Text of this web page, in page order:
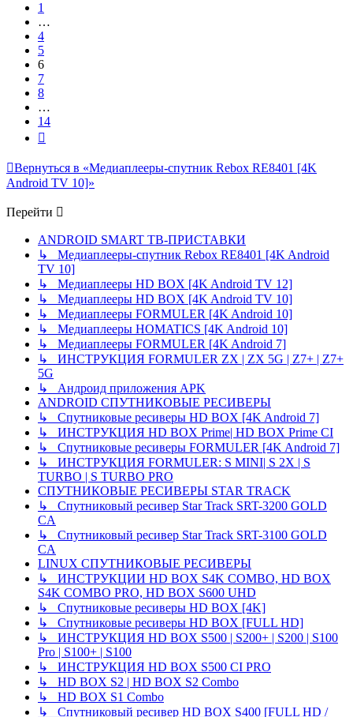
1
…
4
5
6
7
8
…
14
Вернуться в «Медиаплееры-спутник Rebox RE8401 [4K
Android TV 10]»
Перейти
ANDROID SMART ТВ-ПРИСТАВКИ
↳ Медиаплееры-спутник Rebox RE8401 [4K Android
TV 10]
↳ Медиаплееры HD BOX [4K Android TV 12]
↳ Медиаплееры HD BOX [4K Android TV 10]
↳ Медиаплееры FORMULER [4K Android 10]
↳ Медиаплееры HOMATICS [4K Android 10]
↳ Медиаплееры FORMULER [4K Android 7]
↳ ИНСТРУКЦИЯ FORMULER ZX | ZX 5G | Z7+ | Z7+
5G
↳ Андроид приложения APK
ANDROID СПУТНИКОВЫЕ РЕСИВЕРЫ
↳ Спутниковые ресиверы HD BOX [4K Android 7]
↳ ИНСТРУКЦИЯ HD BOX Prime| HD BOX Prime CI
↳ Спутниковые ресиверы FORMULER [4K Android 7]
↳ ИНСТРУКЦИЯ FORMULER: S MINI| S 2X | S
TURBO | S TURBO PRO
СПУТНИКОВЫЕ РЕСИВЕРЫ STAR TRACK
↳ Спутниковый ресивер Star Track SRT-3200 GOLD
CA
↳ Спутниковый ресивер Star Track SRT-3100 GOLD
CA
LINUX СПУТНИКОВЫЕ РЕСИВЕРЫ
↳ ИНСТРУКЦИИ HD BOX S4K COMBO, HD BOX
S4K COMBO PRO, HD BOX S600 UHD
↳ Спутниковые ресиверы HD BOX [4K]
↳ Спутниковые ресиверы HD BOX [FULL HD]
↳ ИНСТРУКЦИЯ HD BOX S500 | S200+ | S200 | S100
Pro | S100+ | S100
↳ ИНСТРУКЦИЯ HD BOX S500 CI PRO
↳ HD BOX S2 | HD BOX S2 Combo
↳ HD BOX S1 Combo
↳ Спутниковый ресивер HD BOX S400 [FULL HD /